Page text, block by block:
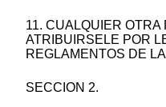
11. CUALQUIER
ATRIBUIRSELE POR
REGLAMENTOS DE
SECCION 2.